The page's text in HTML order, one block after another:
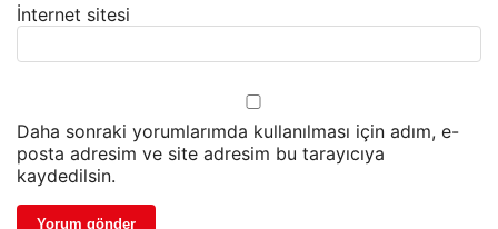
İnternet sitesi
Daha sonraki yorumlarımda kullanılması için adım, e-
posta adresim ve site adresim bu tarayıcıya
kaydedilsin.